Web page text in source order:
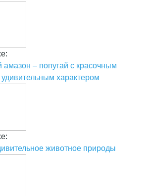
амазон – попугай с красочным
характером
животное природы